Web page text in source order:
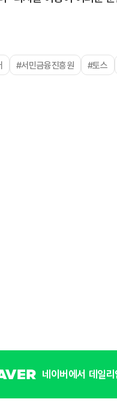
#서민금융진흥원 #토스
네이버에서 데일